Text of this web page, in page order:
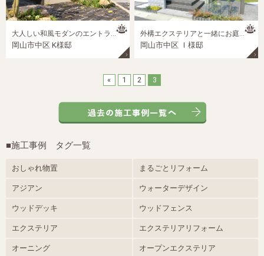
大人しい和風モダンのエントランスが素敵な外構
岡山市中区 K様邸
外構エクステリアと一緒にお庭をトータルコーディネイト
岡山市中区 Ｉ様邸
« 1 2 3
■施工事例 タグ一覧
おしゃれ物置 まるごとリフォーム
アジアン ウォーターデザイン
ウッドデッキ ウッドフェンス
エクステリア エクステリアリフォーム
オーニング オープンエクステリア